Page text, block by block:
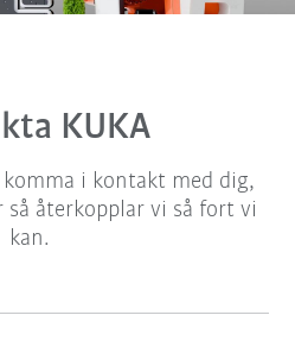
KUKA
i kontakt med dig,
återkopplar vi så fort vi
kan.